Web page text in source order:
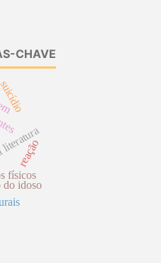
CHAVE
do idoso
físicos
reação